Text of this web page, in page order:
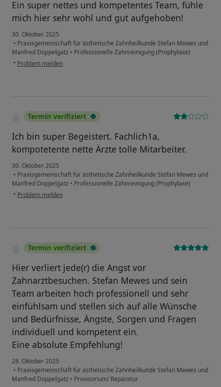
Ein super nettes und kompetentes Team, fühle
mich hier sehr wohl und gut aufgehoben!
30. Oktober 2025
• Praxisgemeinschaft für ästhetische Zahnheilkunde Stefan Mewes und
Manfred Doppelgatz • Professionelle Zahnreinigung (Prophylaxe)
• Problem melden
Termin verifiziert
Ich bin super Begeistert. Fachlich1a,
kompotetente nette Ärzte tolle Mitarbeiter.
30. Oktober 2025
• Praxisgemeinschaft für ästhetische Zahnheilkunde Stefan Mewes und
Manfred Doppelgatz • Professionelle Zahnreinigung (Prophylaxe)
• Problem melden
Termin verifiziert
Hier verliert jede(r) die Angst vor
Zahnarztbesuchen. Stefan Mewes und sein
Team arbeiten hoch professionell und sehr
einfühlsam und stellen sich auf alle Wünsche
und Bedürfnisse, Ängste, Sorgen und Fragen
individuell und kompetent ein.
Eine absolute Empfehlung!
28. Oktober 2025
• Praxisgemeinschaft für ästhetische Zahnheilkunde Stefan Mewes und
Manfred Doppelgatz • Provisorium/ Reparatur